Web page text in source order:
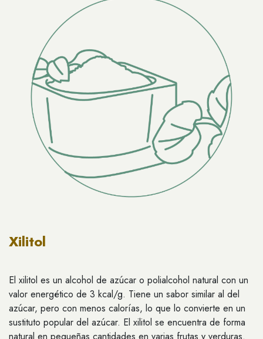
Xilitol
El xilitol es un alcohol de azúcar o polialcohol natural con un
valor energético de 3 kcal/g. Tiene un sabor similar al del
azúcar, pero con menos calorías, lo que lo convierte en un
sustituto popular del azúcar. El xilitol se encuentra de forma
natural en pequeñas cantidades en varias frutas y verduras.